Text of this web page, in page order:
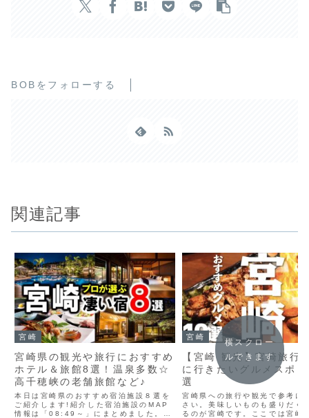
BOBをフォローする
関連記事
宮崎
宮崎県の観光や旅行におすすめ
ホテル＆旅館8選！温泉多数☆
高千穂峡の老舗旅館など♪
本日は宮崎県のおすすめ宿泊施設８選を
ご紹介します!紹介した宿泊施設のMAP
情報は「08:49～」にまとめました。温
宮崎
【宮崎 観光】宮崎旅行
に行きたいグルメスポ
選
宮崎県への旅行や観光で参考に
さい。美味しいものも盛りだく
るのが宮崎です。ここでは宮崎
横スクロー
ルできます